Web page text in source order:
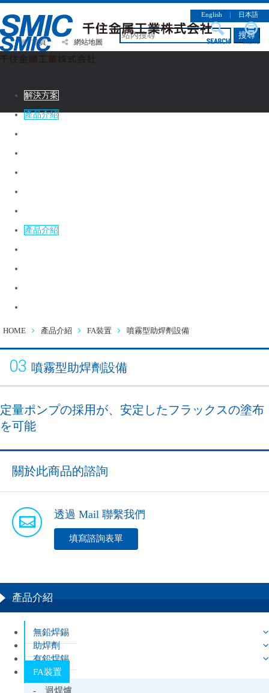
English ｜ 日本語
首頁 網站地圖
搜尋
解決方案
產品介紹
產品介紹
HOME 產品介紹 FA裝置 噴霧型助焊劑設備
03 噴霧型助焊劑設備
定量ポンプの採用が、安定したフラックスの塗布
を可能
關於此商品的諮詢
透過 Mail 聯繫我們
填寫諮詢表單
產品介紹
無鉛焊錫
助焊劑
有鉛焊錫
FA裝置
- 迴焊爐